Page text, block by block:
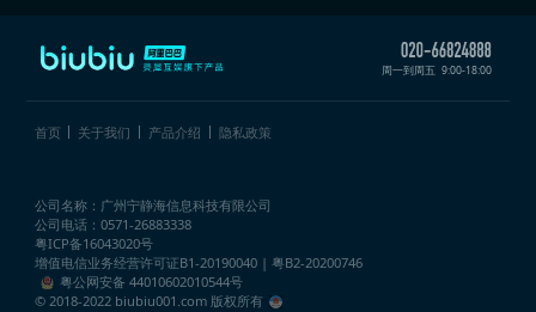
周一到周五 9:00-18:00
首页 关于我们 产品介绍 隐私政策
公司名称：广州宁静海信息科技有限公司
公司电话：0571-26883338
粤ICP备16043020号
增值电信业务经营许可证B1-20190040 | 粤B2-20200746
粤公网安备 44010602010544号
© 2018-2022 biubiu001.com 版权所有